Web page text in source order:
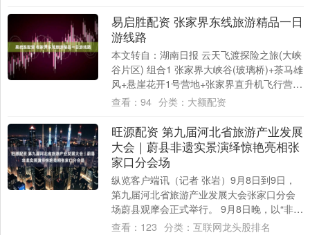
易启胜配资 张家界东线旅游精品一日
游线路
本文转自：湖南日报 云天飞渡探险之旅(大峡
谷片区) 组合1 张家界大峡谷(玻璃桥)+茶马雄
风+悬崖花开1号营地+张家界直升机飞行营地
+九歌山鬼 组合2 张家界大....
查看： 94 分类： 大额配资
旺源配资 第九届河北省旅游产业发展
大会｜蔚县非遗实景演绎惊艳亮相张
家口分会场
纵览客户端讯（记者 张岩）9月8日到9日，
第九届河北省旅游产业发展大会张家口分会
场蔚县观摩会正式举行。 9月8日晚，以“非遗
活化+情景演艺”为抓手，凭借大型实景....
查看： 123 分类： 互联网龙头股排名